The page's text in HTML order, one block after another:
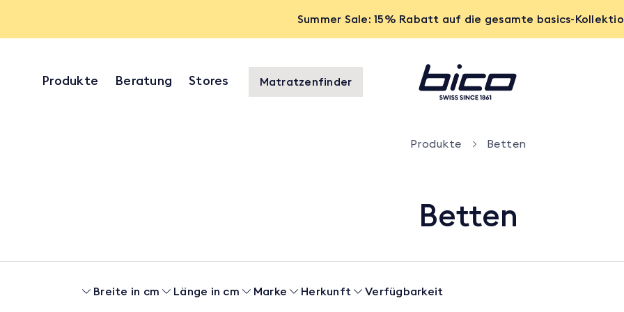
Summer Sale: 15% Rabatt auf die gesamte basics-
Produkte Beratung Stores Matratzenfinder
Produkte Betten
Betten
Breite in cm Länge in cm Marke Herkunft Verfügbarkeit